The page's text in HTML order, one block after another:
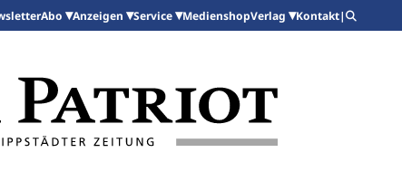
Abo Anzeigen Service MedienshopVerlag Kontakt|